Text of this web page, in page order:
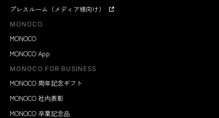
プレスルーム（メディア様向け）
MONOCO
MONOCO
MONOCO App
MONOCO FOR BUSINESS
MONOCO 周年記念ギフト
MONOCO 社内表彰
MONOCO 卒業記念品